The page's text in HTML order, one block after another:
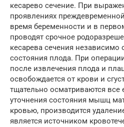
кесарево сечение. При
проявлениях
время беременности и в
проводят срочное
кесарева сечения независимо
состояния плода. При
после извлечения плода и
освобождается от крови и
тщательно осматриваются все
уточнения состояния мышц
кровью, производится
является источником